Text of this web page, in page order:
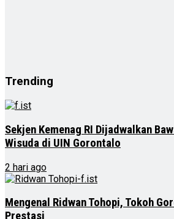
Trending
Sekjen Kemenag RI Dijadwalkan
Wisuda di UIN Gorontalo
2 hari ago
Mengenal Ridwan Tohopi, Tokoh
Prestasi